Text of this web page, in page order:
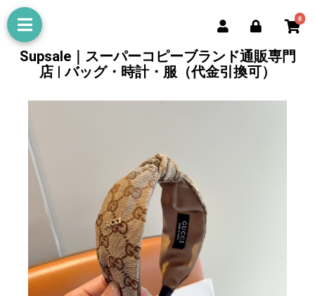
0
Supsale｜スーパーコピーブランド通販専門
店 | バッグ・時計・服（代金引換可）